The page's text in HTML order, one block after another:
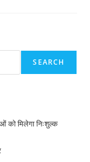
SEARCH
को मिलेगा निःशुल्क